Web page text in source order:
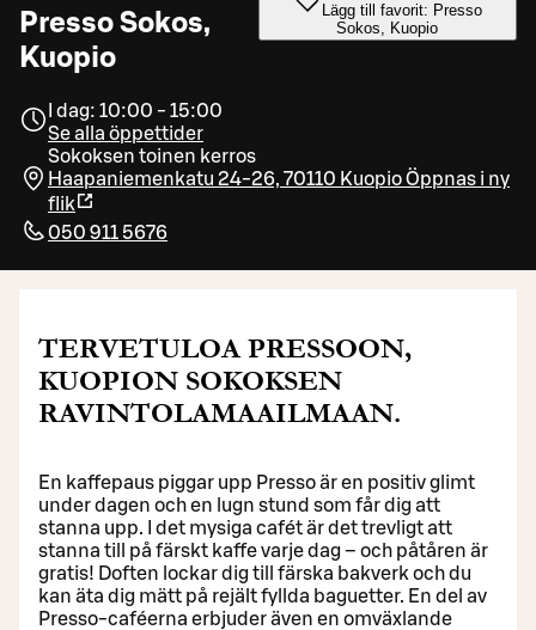
Presso Sokos,
Kuopio
Lägg till favorit: Presso
Sokos, Kuopio
I dag: 10:00 - 15:00
Se alla öppettider
Sokoksen toinen kerros
Haapaniemenkatu 24-26, 70110 KuopioÖppnas i ny
flik
050 911 5676
TERVETULOA PRESSOON,
KUOPION SOKOKSEN
RAVINTOLAMAAILMAAN.
En kaffepaus piggar upp Presso är en positiv glimt
under dagen och en lugn stund som får dig att
stanna upp. I det mysiga cafét är det trevligt att
stanna till på färskt kaffe varje dag – och påtåren är
gratis! Doften lockar dig till färska bakverk och du
kan äta dig mätt på rejält fyllda baguetter. En del av
Presso-caféerna erbjuder även en omväxlande